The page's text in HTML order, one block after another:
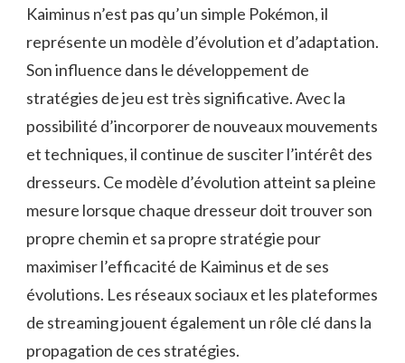
Kaiminus n’est pas qu’un simple Pokémon, il
représente un modèle d’évolution et d’adaptation.
Son influence dans le développement de
stratégies de jeu est très significative. Avec la
possibilité d’incorporer de nouveaux mouvements
et techniques, il continue de susciter l’intérêt des
dresseurs. Ce modèle d’évolution atteint sa pleine
mesure lorsque chaque dresseur doit trouver son
propre chemin et sa propre stratégie pour
maximiser l’efficacité de Kaiminus et de ses
évolutions. Les réseaux sociaux et les plateformes
de streaming jouent également un rôle clé dans la
propagation de ces stratégies.